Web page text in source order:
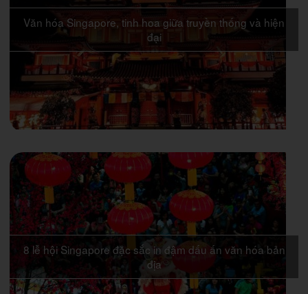
Văn hóa Singapore, tinh hoa giữa truyền thống và hiện
đại
8 lễ hội Singapore đặc sắc in đậm dấu ấn văn hóa bản
địa